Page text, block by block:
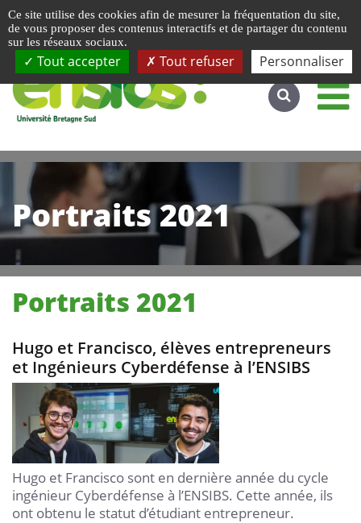
Accéder au site complet
Portraits 2021
Portraits 2021
Hugo et Francisco, élèves entrepreneurs
et Ingénieurs Cyberdéfense à l’ENSIBS
Hugo et Francisco sont en dernière année du cycle
ingénieur Cyberdéfense à l’ENSIBS. Cette année, ils
ont obtenu le statut d’étudiant entrepreneur.
Ce site utilise des cookies afin de mesurer la fréquentation du site,
de vous proposer des contenus interactifs et de partager du contenu
sur les réseaux sociaux.
Tout accepter Tout refuser Personnaliser